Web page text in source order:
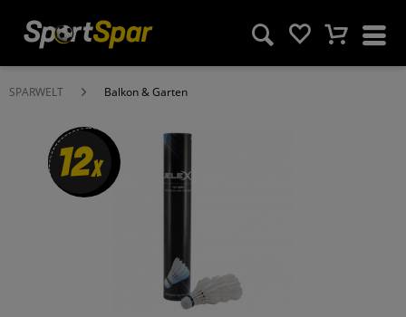
SPARWELT Balkon & Garten
12x